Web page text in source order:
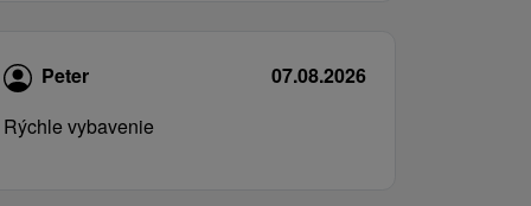
Peter
07.08.2026
Rýchle vybavenie